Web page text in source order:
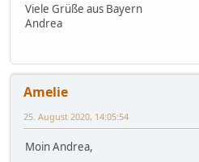
Viele Grüße aus Bayern
Andrea
Amelie
25. August 2020, 14:05:54
Moin Andrea,